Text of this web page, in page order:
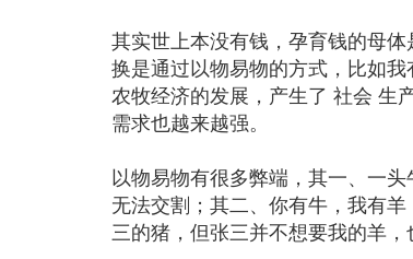
其实世上本没有钱，孕育钱的母体
换是通过以物易物的方式，比如
农牧经济的发展，产生了 社会 生
需求也越来越强。
以物易物有很多弊端，其一、一
无法交割；其二、你有牛，我有
三的猪，但张三并不想要我的羊，